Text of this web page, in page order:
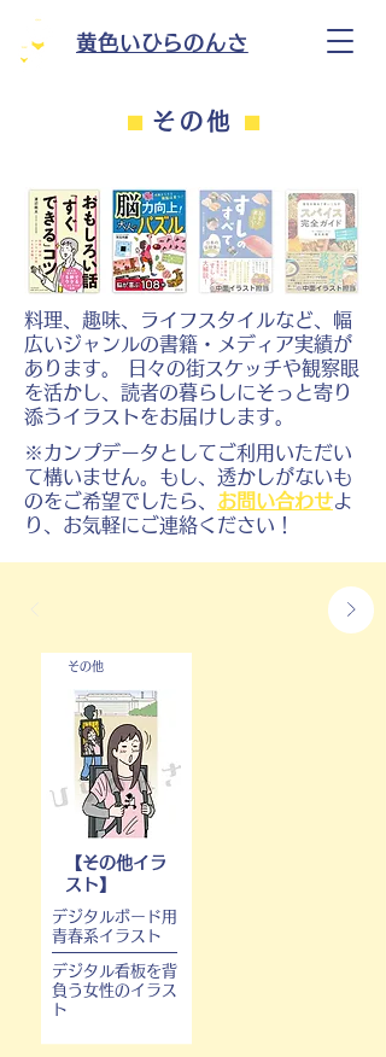
黄色いひらのんさ
⬛︎その他 ⬛︎
料理、趣味、ライフスタイルなど、幅
広いジャンルの書籍・メディア実績が
あります。 日々の街スケッチや観察眼
を活かし、読者の暮らしにそっと寄り
添うイラストをお届けします。
※カンプデータとしてご利用いただい
て構いません。もし、透かしがないも
のをご希望でしたら、 お問い合わせよ
り、お気軽にご連絡ください！
その他
【その他イラ
スト】
デジタルボード用
青春系イラスト
デジタル看板を背
負う女性のイラス
ト